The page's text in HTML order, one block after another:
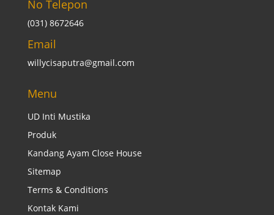
No Telepon
(031) 8672646
Email
willycisaputra@gmail.com
Menu
UD Inti Mustika
Produk
Kandang Ayam Close House
Sitemap
Terms & Conditions
Kontak Kami